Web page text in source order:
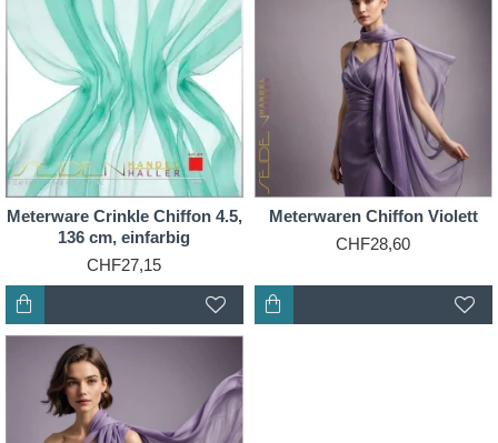
Meterware Crinkle Chiffon 4.5,
136 cm, einfarbig
CHF27,15
Meterwaren Chiffon Violett
CHF28,60